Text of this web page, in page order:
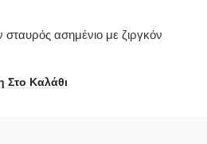
σταυρός ασημένιο με ζιργκόν
Στο Καλάθι